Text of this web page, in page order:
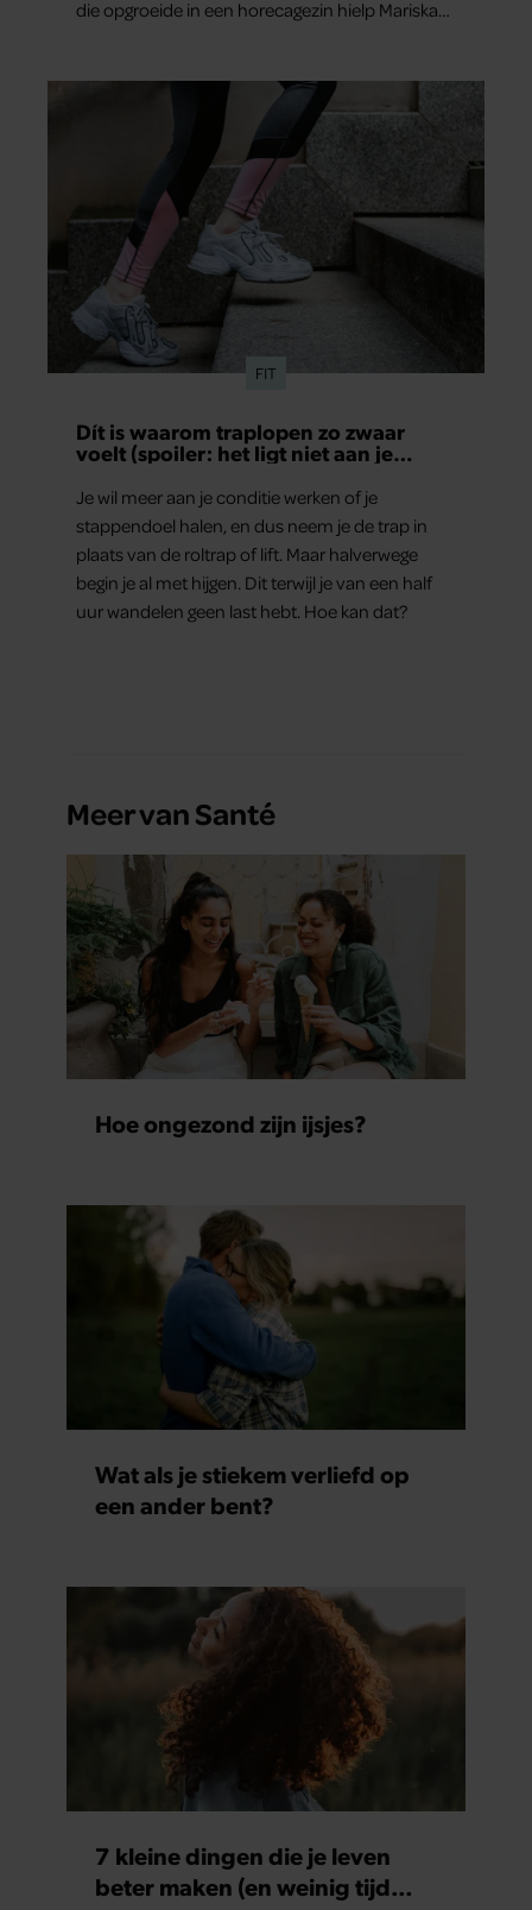
partners kunnen deze gegevens combineren met andere
verzameld op basis van uw gebruik van hun services. U
gaat akkoord met onze cookies als u onze website blijft
die opgroeide in een horecagezin hielp Mariska
FIT
Dít is waarom traplopen zo zwaar
voelt (spoiler: het ligt niet aan je
Je wil meer aan je conditie werken of je
stappendoel halen, en dus neem je de trap in
plaats van de roltrap of lift. Maar halverwege
begin je al met hijgen. Dit terwijl je van een half
uur wandelen geen last hebt. Hoe kan dat?
Meer van Santé
Hoe ongezond zijn ijsjes?
Wat als je stiekem verliefd op
een ander bent?
7 kleine dingen die je leven
beter maken (en weinig tijd